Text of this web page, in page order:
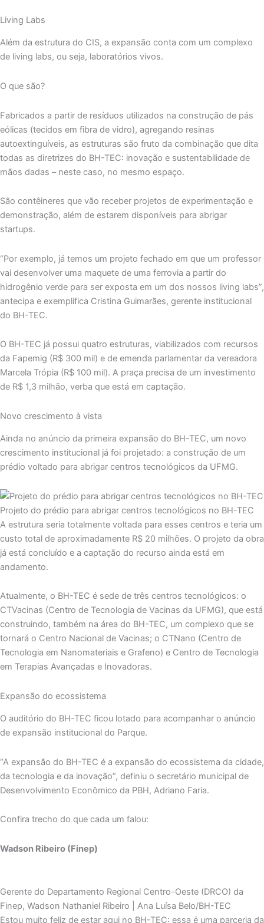
Living Labs
Além da estrutura do CIS, a expansão conta com um complexo
de living labs, ou seja, laboratórios vivos.
O que são?
Fabricados a partir de resíduos utilizados na construção de pás
eólicas (tecidos em fibra de vidro), agregando resinas
autoextinguíveis, as estruturas são fruto da combinação que dita
todas as diretrizes do BH-TEC: inovação e sustentabilidade de
mãos dadas – neste caso, no mesmo espaço.
São contêineres que vão receber projetos de experimentação e
demonstração, além de estarem disponíveis para abrigar
startups.
“Por exemplo, já temos um projeto fechado em que um professor
vai desenvolver uma maquete de uma ferrovia a partir do
hidrogênio verde para ser exposta em um dos nossos living labs”,
antecipa e exemplifica Cristina Guimarães, gerente institucional
do BH-TEC.
O BH-TEC já possui quatro estruturas, viabilizados com recursos
da Fapemig (R$ 300 mil) e de emenda parlamentar da vereadora
Marcela Trópia (R$ 100 mil). A praça precisa de um investimento
de R$ 1,3 milhão, verba que está em captação.
Novo crescimento à vista
Ainda no anúncio da primeira expansão do BH-TEC, um novo
crescimento institucional já foi projetado: a construção de um
prédio voltado para abrigar centros tecnológicos da UFMG.
Projeto do prédio para abrigar centros tecnológicos no BH-TEC
A estrutura seria totalmente voltada para esses centros e teria um
custo total de aproximadamente R$ 20 milhões. O projeto da obra
já está concluído e a captação do recurso ainda está em
andamento.
Atualmente, o BH-TEC é sede de três centros tecnológicos: o
CTVacinas (Centro de Tecnologia de Vacinas da UFMG), que está
construindo, também na área do BH-TEC, um complexo que se
tornará o Centro Nacional de Vacinas; o CTNano (Centro de
Tecnologia em Nanomateriais e Grafeno) e Centro de Tecnologia
em Terapias Avançadas e Inovadoras.
Expansão do ecossistema
O auditório do BH-TEC ficou lotado para acompanhar o anúncio
de expansão institucional do Parque.
“A expansão do BH-TEC é a expansão do ecossistema da cidade,
da tecnologia e da inovação”, definiu o secretário municipal de
Desenvolvimento Econômico da PBH, Adriano Faria.
Confira trecho do que cada um falou:
Wadson Ribeiro (Finep)
Gerente do Departamento Regional Centro-Oeste (DRCO) da
Finep, Wadson Nathaniel Ribeiro | Ana Luísa Belo/BH-TEC
Estou muito feliz de estar aqui no BH-TEC: essa é uma parceria da